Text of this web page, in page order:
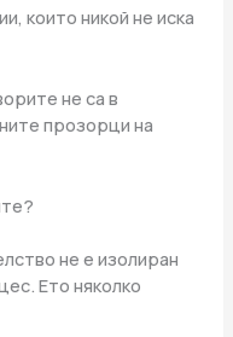
които никой не иска
не са в
прозорци на
не е изолиран
Ето няколко